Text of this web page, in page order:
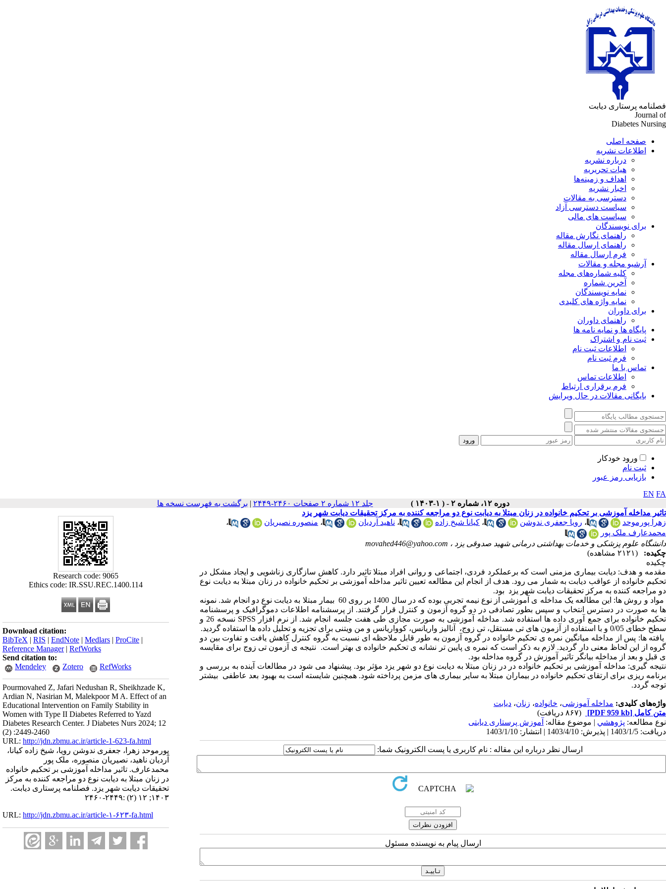
فصلنامه پرستاری دیابت
Journal of
Diabetes Nursing
صفحه اصلی
اطلاعات نشریه
درباره نشریه
هیات تحریریه
اهداف و زمینه‌ها
اخبار نشریه
دسترسی به مقالات
سیاست دسترسی آزاد
سیاست های مالی
برای نویسندگان
راهنمای نگارش مقاله
راهنمای ارسال مقاله
فرم ارسال مقاله
آرشیو مجله و مقالات
کلیه شماره‌های مجله
آخرین شماره
نمایه نویسندگان
نمایه واژه های کلیدی
برای داوران
راهنمای داوران
پایگاه ها و نمایه نامه ها
ثبت نام و اشتراک
اطلاعات ثبت نام
فرم ثبت نام
تماس با ما
اطلاعات تماس
فرم برقراری ارتباط
بایگانی مقالات در حال ویرایش
ورود خودکار
ثبت نام
بازیابی رمز عبور
EN FA
دوره ۱۲، شماره ۲ - ( ۱-۱۴۰۳ )
جلد ۱۲ شماره ۲ صفحات ۲۴۶۰-۲۴۴۹ | برگشت به فهرست نسخه ها
Research code: 9065
Ethics code: IR.SSU.REC.1400.114
Download citation:
BibTeX | RIS | EndNote | Medlars | ProCite |
Reference Manager| RefWorks
Send citation to:
Mendeley
Zotero RefWorks
Pourmovahed Z, Jafari Nedushan R, Sheikhzade K,
Ardian N, Nasirian M, Malekpoor M A. Effect of an
Educational Intervention on Family Stability in
Women with Type II Diabetes Referred to Yazd
Diabetes Research Center. J Diabetes Nurs 2024; 12
(2) :2449-2460
URL: http://jdn.zbmu.ac.ir/article-1-623-fa.html
پورموحد زهرا، جعفری ندوشن رویا، شیخ زاده کیانا،
آردیان ناهید، نصیریان منصوره، ملک پور
محمدعارف. تاثیر مداخله آموزشی بر تحکیم خانواده
در زنان مبتلا به دیابت نوع دو مراجعه کننده به مرکز
تحقیقات دیابت شهر یزد. فصلنامه پرستاری دیابت.
۱۴۰۳; ۱۲ (۲) :۲۴۴۹-۲۴۶۰
URL: http://jdn.zbmu.ac.ir/article-۱-۶۲۳-fa.html
تاثیر مداخله آموزشی بر تحکیم خانواده در زنان مبتلا به دیابت نوع دو مراجعه کننده به مرکز تحقیقات دیابت شهر یزد
زهرا پورموحد
، رویا جعفری ندوشن ، کیانا شیخ زاده ، ناهید آردیان ، منصوره نصیریان
،
محمدعارف ملک پور
دانشگاه علوم پزشکی و خدمات بهداشتی درمانی شهید صدوقی یزد ، movahed446@yahoo.com
چکیده:
(۲۱۲۱ مشاهده)
چکیده
مقدمه و هدف: دیابت بیماری مزمنی است که برعملکرد فردی، اجتماعی و روانی افراد مبتلا تاثیر دارد. کاهش سازگاری زناشویی و ایجاد مشکل در
تحکیم خانواده از عواقب دیابت به شمار می رود. هدف از انجام این مطالعه تعیین تاثیر مداخله آموزشی بر تحکیم خانواده در زنان مبتلا به دیابت نوع
دو مراجعه کننده به مرکز تحقیقات دیابت شهر یزد بود.
مواد و روش ها: این مطالعه یک مداخله ی آموزشی از نوع نیمه تجربی بوده که در سال 1400 بر روی 60 بیمار مبتلا به دیابت نوع دو انجام شد. نمونه
ها به صورت در دسترس انتخاب و سپس بطور تصادفی در دو گروه آزمون و کنترل قرار گرفتند. از پرسشنامه اطلاعات دموگرافیک و پرسشنامه
تحکیم خانواده برای جمع آوری داده ها استفاده شد. مداخله آموزشی به صورت مجازی طی هفت جلسه انجام شد. از نرم افزار SPSS نسخه 26 و
سطح خطای 0/05 و با استفاده از آزمون های تی مستقل، تی زوج، آنالیز واریانس، کوواریانس و من ویتنی برای تجزیه و تحلیل داده ها استفاده گردید.
یافته ها: پس از مداخله میانگین نمره ی تحکیم خانواده در گروه آزمون به طور قابل ملاحظه ای نسبت به گروه کنترل کاهش یافت و تفاوت بین دو
گروه از این لحاظ معنی دار گردید. لازم به ذکر است که نمره ی پایین تر نشانه ی تحکیم خانواده ی بهتر است. نتیجه ی آزمون تی زوج برای مقایسه
ی قبل و بعد از مداخله بیانگر تاثیر آموزش در گروه مداخله بود.
نتیجه گیری: مداخله آموزشی بر تحکیم خانواده در در زنان مبتلا به دیابت نوع دو شهر یزد مؤثر بود. پیشنهاد می شود در مطالعات آینده به بررسی و
برنامه ریزی برای ارتقای تحکیم خانواده در بیماران مبتلا به سایر بیماری های مزمن پرداخته شود. همچنین شایسته است به بهبود بعد عاطفی بیشتر
توجه گردد.
واژه‌های کلیدی: مداخله آموزشی، خانواده، زنان، دیابت
متن کامل [PDF 959 kb]
(۸۶۷ دریافت)
نوع مطالعه: پژوهشي | موضوع مقاله: آموزش پرستاری دیابتی
دریافت: 1403/1/5 | پذیرش: 1403/4/10 | انتشار: 1403/1/10
ارسال نظر درباره این مقاله : نام کاربری یا پست الکترونیک شما:
ارسال پیام به نویسنده مسئول